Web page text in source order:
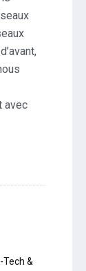
avec
Tech &